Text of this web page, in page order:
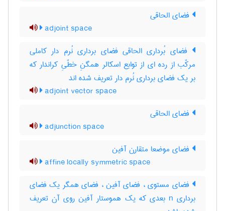
فضای الحاقی
adjoint space
فضای بُرداری الحاقی فضای برداری نُرم دار کاملی
مرکّب از رده ای از توابع اسکالر همگنِ خطّیِ کراندار که
بر یک فضای برداری نُرم دار تعریف شده اند
adjoint vector space
فضای الحاقی
adjunction space
فضای موضعا متقارن آفین
affine locally symmetric space
فضای مستوی ، فضای آفین ، فضای همگر یک فضای
برداری n بعدی که یک هموستار آفین روی آن تعریف